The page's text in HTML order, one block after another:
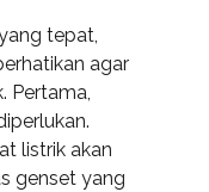
tepat,
agar
Pertama,
listrik akan
genset yang